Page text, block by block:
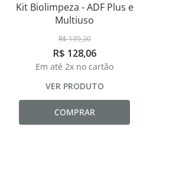
Kit Biolimpeza - ADF Plus e
Multiuso
R$139,20
R$ 128,06
Em até 2x no cartão
VER PRODUTO
COMPRAR